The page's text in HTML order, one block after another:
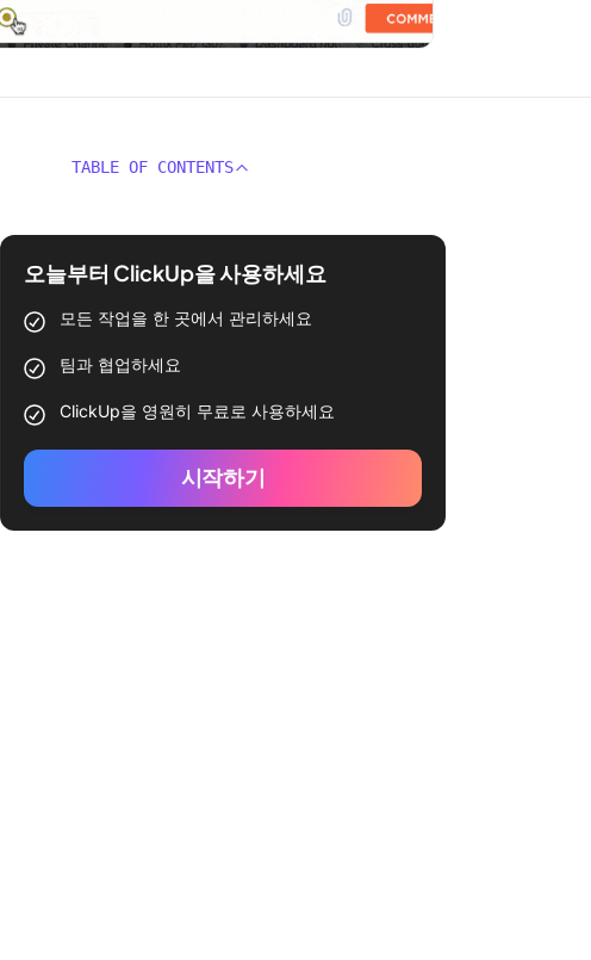
TABLE OF CONTENTS
오늘부터 ClickUp을 사용하세요
모든 작업을 한 곳에서 관리하세요
팀과 협업하세요
ClickUp을 영원히 무료로 사용하세요
시작하기